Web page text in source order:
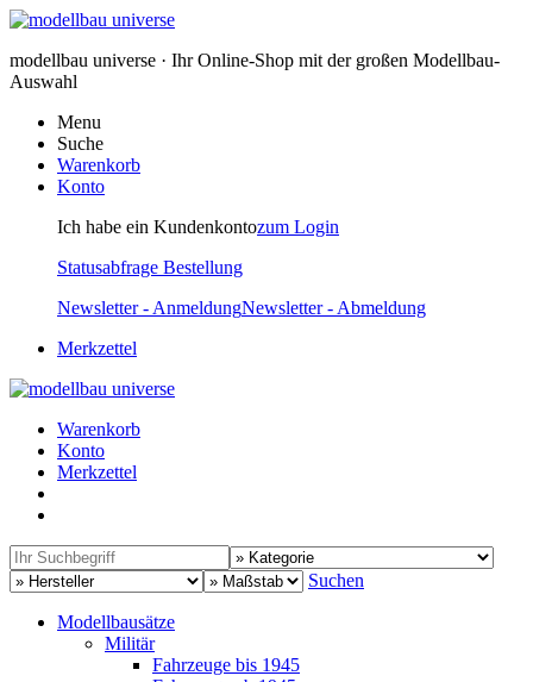
modellbau universe · Ihr Online-Shop mit der großen Modellbau-
Auswahl
Menu
Suche
Warenkorb
Konto
Ich habe ein Kundenkontozum Login
Statusabfrage Bestellung
Newsletter - AnmeldungNewsletter - Abmeldung
Merkzettel
Warenkorb
Konto
Merkzettel
Suchen
Modellbausätze
Militär
Fahrzeuge bis 1945